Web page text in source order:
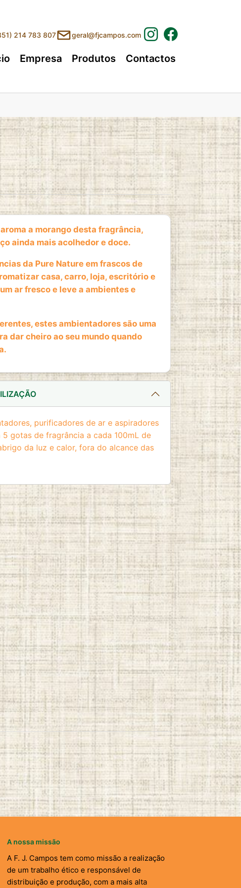
214 783 807 geral@fjcampos.com
Empresa Produtos Contactos
a morango desta fragrância,
ainda mais acolhedor e doce.
da Pure Nature em frascos de
casa, carro, loja, escritório e
ar fresco e leve a ambientes e
estes ambientadores são uma
dar cheiro ao seu mundo quando
purificadores de ar e aspiradores
5 gotas de fragrância a cada 100mL de
da luz e calor, fora do alcance das
A nossa missão
A F. J. Campos tem como missão a realização
de um trabalho ético e responsável de
distribuição e produção, com a mais alta